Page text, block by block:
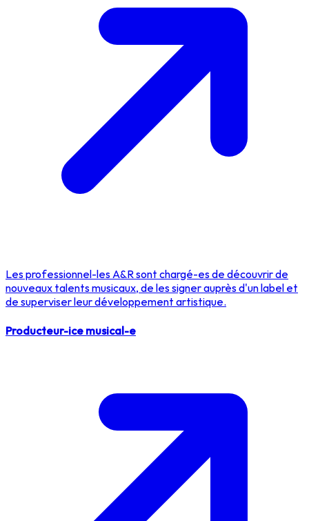
Les professionnel-les A&R sont chargé-es de découvrir de
nouveaux talents musicaux, de les signer auprès d'un label et
de superviser leur développement artistique.
Producteur-ice musical-e